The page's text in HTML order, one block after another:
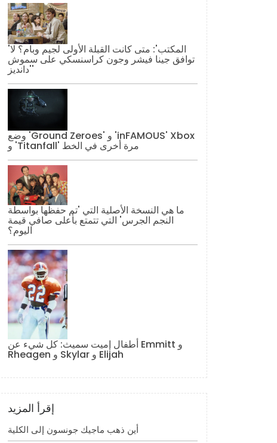
'المكتب': متى كانت القبلة الأولى لجيم وبام؟ لا
توافق جينا فيشر وجون كراسنسكي على سموش
'دانديز'
وضع 'Ground Zeroes' و 'inFAMOUS' Xbox
و 'Titanfall' مرة أخرى في الخط
ما هي النسخة الأصلية التي 'تم حفظها بواسطة
النجم الجرس' التي تتمتع بأعلى صافي قيمة
اليوم؟
أطفال إميت سميث: كل شيء عن Emmitt و
Rheagen و Skylar و Elijah
إقرأ المزيد
أين ذهب ماجيك جونسون إلى الكلية